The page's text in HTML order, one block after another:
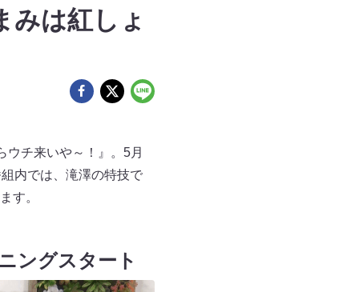
みは紅しょ
ウチ来いや～！』。5月
内では、滝澤の特技で
す。
ングスタート